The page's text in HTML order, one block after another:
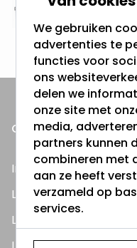
3000m2 -
ONZE PRODUCTEN
Inbouwspots
LED Lampen
LED TL Buizen
We gebruiken
advertenties te
functies voor
ons
delen we
onze site met
media,
partners kunnen
combineren met
aan ze heeft
verzameld op
services.